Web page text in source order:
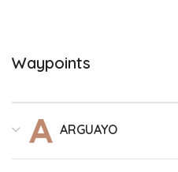
Waypoints
ARGUAYO